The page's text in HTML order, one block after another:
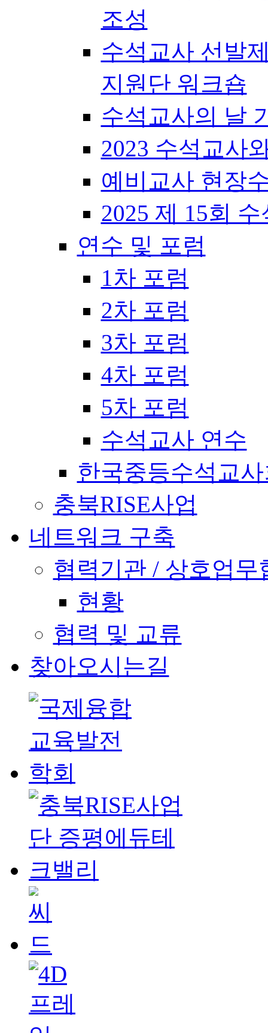
조성
수석교사 선발
지원단 워크숍
수석교사의 날
2023 수석교사
예비교사 현장
2025 제 15회
연수 및 포럼
1차 포럼
2차 포럼
3차 포럼
4차 포럼
5차 포럼
수석교사 연수
한국중등수석교
충북RISE사업
네트워크 구축
협력기관 / 상호업무
현황
협력 및 교류
찾아오시는길